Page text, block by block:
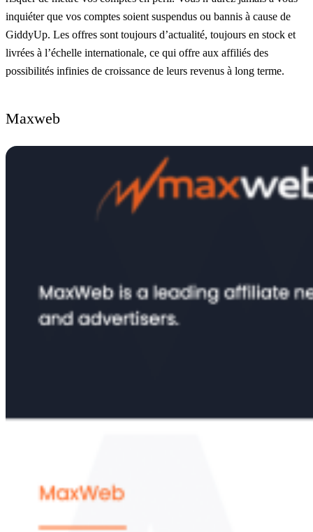
inquiéter que vos comptes soient suspendus ou bannis à cause de
GiddyUp. Les offres sont toujours d’actualité, toujours en stock et
livrées à l’échelle internationale, ce qui offre aux affiliés des
possibilités infinies de croissance de leurs revenus à long terme.
Maxweb